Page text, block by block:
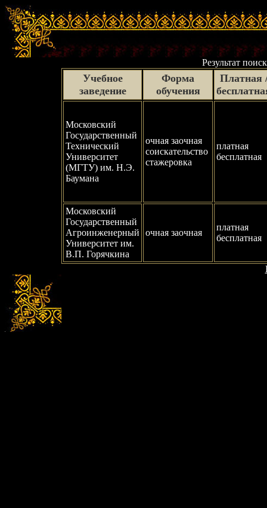
Результат
Учебное
заведение
Форма
обучения
Платная
Московский
Государственный
Технический
Университет
(МГТУ) им. Н.Э.
Баумана
очная заочная
соискательство
стажеровка
платная
бесплатная
Московский
Государственный
Агроинженерный
Университет им.
В.П. Горячкина
очная заочная
платная
бесплатная